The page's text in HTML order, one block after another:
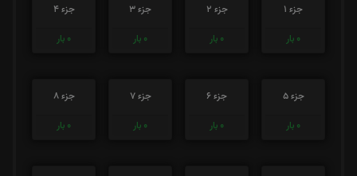
جزء 1
0 بار
جزء 2
0 بار
جزء 3
0 بار
جزء 4
0 بار
جزء 5
0 بار
جزء 6
0 بار
جزء 7
0 بار
جزء 8
0 بار